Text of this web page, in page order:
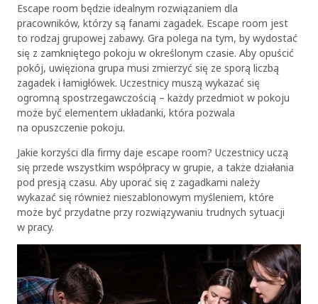
Escape room będzie idealnym rozwiązaniem dla
pracowników, którzy są fanami zagadek. Escape room jest
to rodzaj grupowej zabawy. Gra polega na tym, by wydostać
się z zamkniętego pokoju w określonym czasie. Aby opuścić
pokój, uwięziona grupa musi zmierzyć się ze sporą liczbą
zagadek i łamigłówek. Uczestnicy muszą wykazać się
ogromną spostrzegawczością – każdy przedmiot w pokoju
może być elementem układanki, która pozwala
na opuszczenie pokoju.
Jakie korzyści dla firmy daje escape room? Uczestnicy uczą
się przede wszystkim współpracy w grupie, a także działania
pod presją czasu. Aby uporać się z zagadkami należy
wykazać się również nieszablonowym myśleniem, które
może być przydatne przy rozwiązywaniu trudnych sytuacji
w pracy.